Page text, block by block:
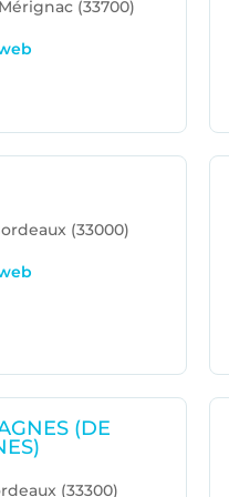
(33700)
(33000)
(DE
(33300)